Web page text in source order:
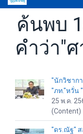
ค้นพบ
คำว่า"
"นักวิชาก
"ภท."หวั่น
25 พ.ค.
(Content)
"ดร.ณัฐ"